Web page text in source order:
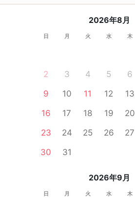
2026年8月
日 月 火 水 木
2
3 4 5 6
9
10 11 12 13
16
17 18 19 20
23
24 25 26 27
30
31
2026年9月
日 月 火 水 木